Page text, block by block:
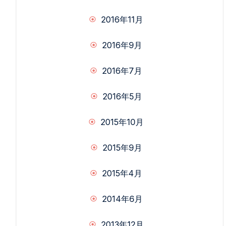
2016年11月
2016年9月
2016年7月
2016年5月
2015年10月
2015年9月
2015年4月
2014年6月